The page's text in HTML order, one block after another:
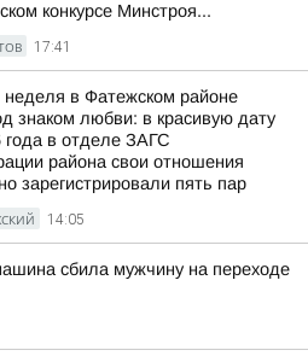
конкурсе Минстроя...
17:41
в Фатежском районе
знаком любви: в красивую дату
года в отделе ЗАГС
района свои отношения
зарегистрировали пять пар
14:05
сбила мужчину на переходе